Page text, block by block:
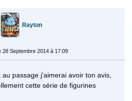
Rayton
28 Septembre 2014 à 17:09
passage j'aimerai avoir ton avis,
cette série de figurines